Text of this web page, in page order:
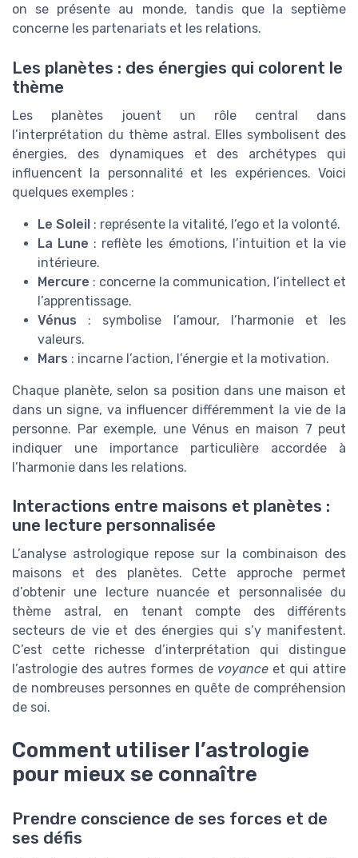
on se présente au monde, tandis que la septième
concerne les partenariats et les relations.
Les planètes : des énergies qui colorent le
thème
Les planètes jouent un rôle central dans
l’interprétation du thème astral. Elles symbolisent des
énergies, des dynamiques et des archétypes qui
influencent la personnalité et les expériences. Voici
quelques exemples :
Le Soleil : représente la vitalité, l’ego et la volonté.
La Lune : reflète les émotions, l’intuition et la vie
intérieure.
Mercure : concerne la communication, l’intellect et
l’apprentissage.
Vénus : symbolise l’amour, l’harmonie et les
valeurs.
Mars : incarne l’action, l’énergie et la motivation.
Chaque planète, selon sa position dans une maison et
dans un signe, va influencer différemment la vie de la
personne. Par exemple, une Vénus en maison 7 peut
indiquer une importance particulière accordée à
l’harmonie dans les relations.
Interactions entre maisons et planètes :
une lecture personnalisée
L’analyse astrologique repose sur la combinaison des
maisons et des planètes. Cette approche permet
d’obtenir une lecture nuancée et personnalisée du
thème astral, en tenant compte des différents
secteurs de vie et des énergies qui s’y manifestent.
C’est cette richesse d’interprétation qui distingue
l’astrologie des autres formes de voyanceet qui attire
de nombreuses personnes en quête de compréhension
de soi.
Comment utiliser l’astrologie
pour mieux se connaître
Prendre conscience de ses forces et de
ses défis